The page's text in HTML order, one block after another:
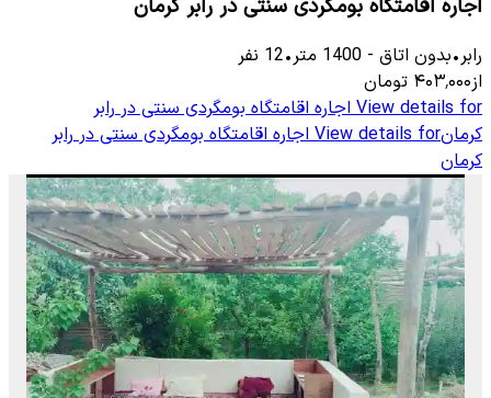
اجاره اقامتگاه بومگردی سنتی در رابر کرمان
رابر•بدون اتاق -
1400 متر•
12 نفر
از۴۰۳٬۰۰۰ تومان
View details for اجاره اقامتگاه بومگردی سنتی در رابر
کرمانView details for اجاره اقامتگاه بومگردی سنتی در رابر
کرمان